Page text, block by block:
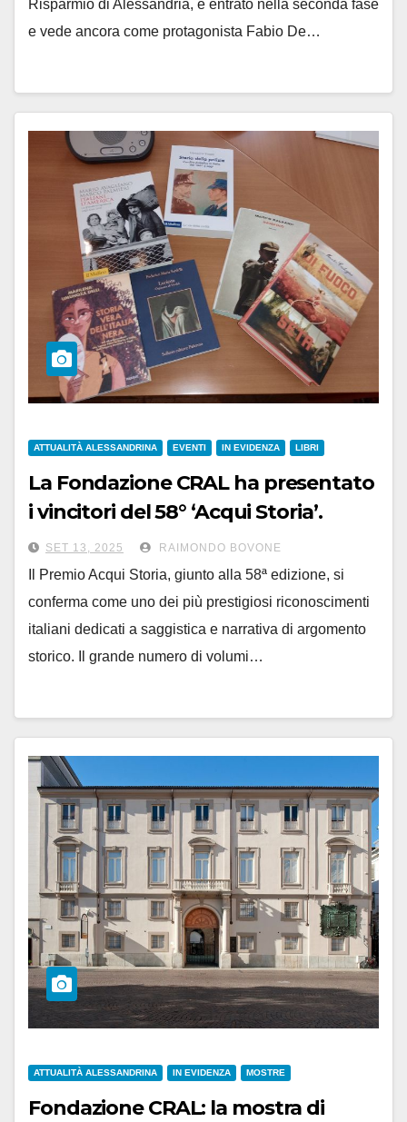
Risparmio di Alessandria, è entrato nella seconda fase
e vede ancora come protagonista Fabio De…
ATTUALITÀ ALESSANDRINA EVENTI IN EVIDENZA LIBRI
La Fondazione CRAL ha presentato
i vincitori del 58° ‘Acqui Storia’.
Premiazione sabato 18 ottobre
SET 13, 2025 RAIMONDO BOVONE
Il Premio Acqui Storia, giunto alla 58ª edizione, si
conferma come uno dei più prestigiosi riconoscimenti
italiani dedicati a saggistica e narrativa di argomento
storico. Il grande numero di volumi…
ATTUALITÀ ALESSANDRINA IN EVIDENZA MOSTRE
Fondazione CRAL: la mostra di